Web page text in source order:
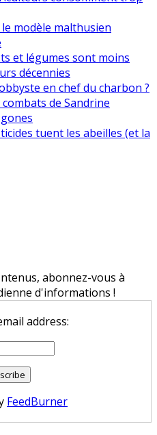
modèle malthusien
et légumes sont moins
décennies
en chef du charbon ?
de Sandrine
tuent les abeilles (et la
abonnez-vous à
d'informations !
address:
FeedBurner